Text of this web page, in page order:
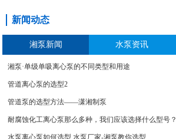
新闻动态
湘泵新闻 水泵资讯
湘泵·单级单吸离心泵的不同类型和用途
管道离心泵的选型2
管道泵的选型方法——潇湘制泵
耐腐蚀化工离心泵那么多种，我们应该选择什么型号？
水泵离心泵如何选型 水泵厂家-湘泵教你选型